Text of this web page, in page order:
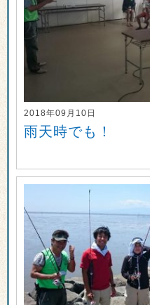
2018年09月10日
雨天時でも！